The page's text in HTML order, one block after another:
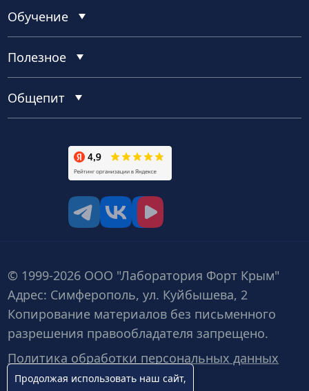
Обучение
Полезное
Общепит
© 1999-2026 ООО "Лаборатория Форт Крым"
Адрес: Симферополь, ул. Куйбышева, 2
Копирование материалов без письменного
разрешения правообладателя запрещено.
Политика обработки персональных данных
Продолжая использовать наш сайт,